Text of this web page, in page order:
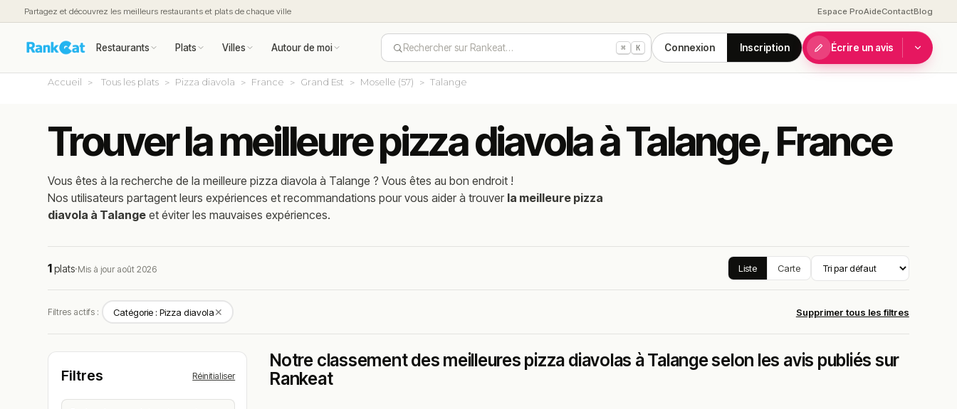
Partagez et découvrez les meilleurs restaurants et plats de chaque ville Espace ProAideContactBlog
Restaurants Plats Villes Autour de moi Rechercher sur Rankeat… ⌘ K Connexion Inscription Écrire un avis
Accueil Tous les plats Pizza diavola France Grand Est Moselle (57) Talange
Trouver la meilleure pizza diavola à Talange, France
Vous êtes à la recherche de la meilleurepizza diavola à Talange ? Vous êtes au bon endroit !
Nos utilisateurs partagent leurs expériences et recommandations pour vous aider à trouver la meilleure pizza
diavola à Talange et éviter les mauvaises expériences.
1plats·Mis à jour août 2026 Liste Carte
Filtres actifs : Catégorie : Pizza diavola✕ Supprimer tous les filtres
Filtres Réinitialiser
Notre classement des meilleures pizza diavolas à Talange selon les avis publiés sur
Rankeat